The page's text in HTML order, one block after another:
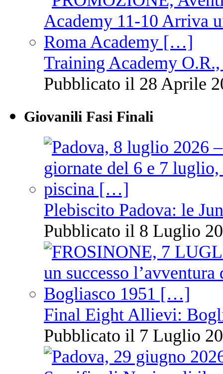
Training Academy
Pubblicato il 28 Aprile
Giovanili Fasi Finali
Plebiscito Padova: le
Pubblicato il 8 Luglio
Final Eight Allievi:
Pubblicato il 7 Luglio